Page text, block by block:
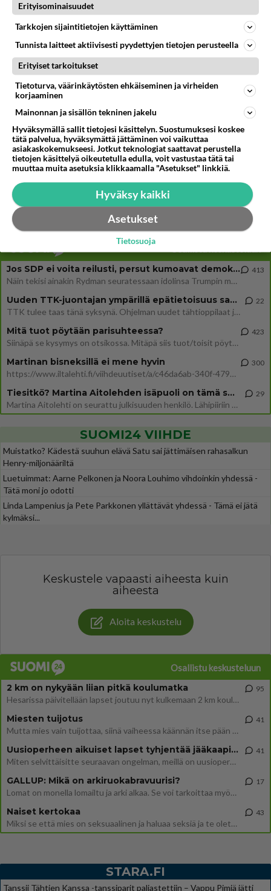
04.08.2026 18:30
Ikävä
Sinulle mies
04.08.2026 15:01
47
880
Mitä töitä kaivattusi on tehnyt?
😅
63
840
Miia Heikkinen avautui !
Olipa hyvä kirjoitus, kiitos. Ongelmat mitkä nostat esille on todellisia ja tämä ylimielisyys totta ja se näkyy kaikessa
04.08.2026 04:27
Judo
Voiko meidän välit
Koskaan parantua tästä?
05.08.2026 05:34
Ikävä
68
814
Jos SDP ei voita reilusti, persut kumoavat demokratian Suomesta
Näin tekisi ainakin Rydman seuratessaan idolinsa Trumpin mallia https://www.is.fi/politiikka/art-2000012187244.html
413
Uuden TTK-juontajan ympärillä epätietoisuus sakenee - Nyt MTV hämmentää soppaa
TTK tulee taas tänä syksynä. Ohjelman uudet tähtioppilaat julkistetaan torstaina 6. elokuuta klo 14 alkavassa lehdistö
22
Mitä tuot pöytään parisuhteessa?
Siinäpä se kysymys on otsikossa. Mitäpä siis tuot/toisit pöytään parisuhteessa? Oletko mies vai nainen? Koetko sen mitä
423
Martinan bisneksillä ei mene hyvin
https://www.iltalehti.fi/viihdeuutiset/a/c46da6ab-340f-4790-aaa7-0865eed2336 Yrityksen konkurssihakemus on tullut kärä
300
Tiesitkö? Martina Aitolehden isäpuoli on tämä suosittu laulaja
Martina Aitolehti on seurattu julkisuuden henkilö. Lähipiiriin mahtuu muitakin tunnettuja henkilöitä. Tiesitkö, että Ma
29
SUOMI24 VIIHDE
Muistatko? Kädestä suuhun elävä Satu sai jättimäisen rahasalkun
Henry-miljonääriltä
Luetuimmat: Aarne Pelkonen ja Noora Louhimo vihdoinkin yhdessä -
Tätä moni jo odotti
Linda Lampenius ja Pete Parkkonen yllättävät yhdessä - Tämä ei jätä
kylmäksi...
Keskustele vapaasti aiheesta kuin
aiheesta
Aloita keskustelu
Osallistu keskusteluun
2 km on nykyään liian pitkä koulumatka
Hesarissa päivitellään lapset joutuu nyt kulkemaan 2 km kouluun jösses. Ruostefillarilla tuo matka menee vaikka miten äk
95
Miesten tuijotus
Mutta mies vain tuijottaa, siinä vaiheessa käännän itse pään pois. Mikä juttu? Yleensä jos joku tuijottaa tai katsoo, hä
41
Uusioperheen aikuiset lapset tyhjentää jääkaapin käydessään
Miten selvittäisitte seuraavan ongelman, meillä on uusioperhe, minulla teini-ikäiset lapset ja puolisolla aikuiset, jotk
41
GALLUP: Mikä on arkiruokabravuurisi?
Lomat on monella lomailtu ja arki alkaa. Se voi tarkoittaa myös sitä, että grillailut on grillattu ja palataan arjen ruo
17
Naiset kertokaa
Miksi se että mies on seksuaalinen ja haluaa seksiä ja te olette hänen mielestänne haluttava on vastenmielistä? Mikä sii
43
STARA.FI
Tanssii Tähtien Kanssa -tanssiparit paljastettiin – Vappu Pimiä jätti
Erityisominaisuudet
Tarkkojen sijaintitietojen käyttäminen
Tunnista laitteet aktiivisesti pyydettyjen tietojen perusteella
Erityiset tarkoitukset
Tietoturva, väärinkäytösten ehkäiseminen ja virheiden
korjaaminen
Mainonnan ja sisällön tekninen jakelu
Hyväksymällä sallit tietojesi käsittelyn. Suostumuksesi koskee
tätä palvelua, hyväksymättä jättäminen voi vaikuttaa
asiakaskokemukseesi. Jotkut teknologiat saattavat perustella
tietojen käsittelyä oikeutetulla edulla, voit vastustaa tätä tai
muuttaa muita asetuksia klikkaamalla "Asetukset" linkkiä.
Hyväksy kaikki
Asetukset
Tietosuoja